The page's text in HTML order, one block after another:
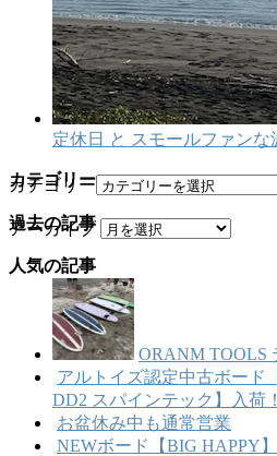
定休日 と スモールファンな
カテゴリー
カテゴリー
過去の記事
アーカイブ
人気の記事
ORANM TOOLS
アルトイズ認定中古ボード
DD2 スパインテック】入荷！
お盆休み中も通常営業
NEWボード【BIG HAPPY